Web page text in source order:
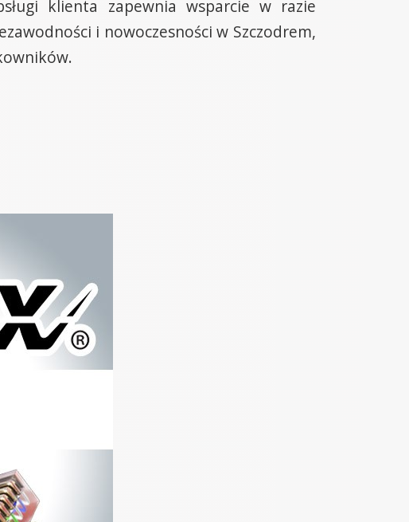
klienta zapewnia wsparcie w razie
i nowoczesności w Szczodrem,